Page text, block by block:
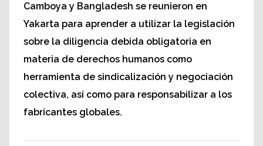
Camboya y Bangladesh se reunieron en
Yakarta para aprender a utilizar la legislación
sobre la diligencia debida obligatoria en
materia de derechos humanos como
herramienta de sindicalización y negociación
colectiva, así como para responsabilizar a los
fabricantes globales.